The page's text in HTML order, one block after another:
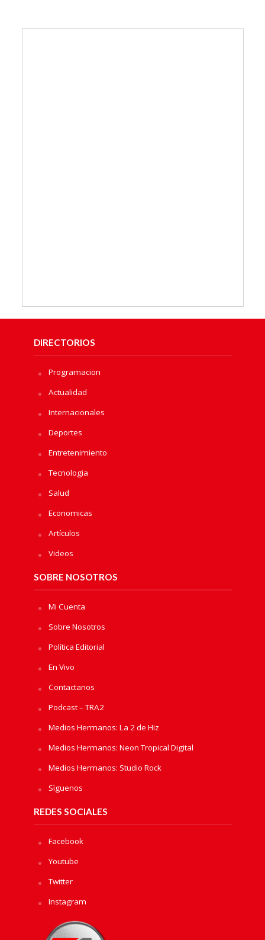
DIRECTORIOS
Programacion
Actualidad
Internacionales
Deportes
Entretenimiento
Tecnologia
Salud
Economicas
Artículos
Videos
SOBRE NOSOTROS
Mi Cuenta
Sobre Nosotros
Política Editorial
En Vivo
Contactanos
Podcast – TRA2
Medios Hermanos: La 2 de Hiz
Medios Hermanos: Neon Tropical Digital
Medios Hermanos: Studio Rock
Sìguenos
REDES SOCIALES
Facebook
Youtube
Twitter
Instagram